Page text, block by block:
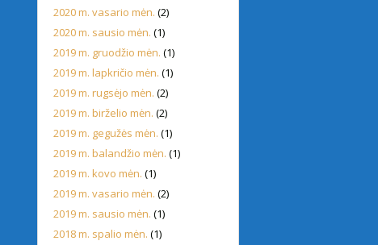
2020 m. vasario mėn. (2)
2020 m. sausio mėn. (1)
2019 m. gruodžio mėn. (1)
2019 m. lapkričio mėn. (1)
2019 m. rugsėjo mėn. (2)
2019 m. birželio mėn. (2)
2019 m. gegužės mėn. (1)
2019 m. balandžio mėn. (1)
2019 m. kovo mėn. (1)
2019 m. vasario mėn. (2)
2019 m. sausio mėn. (1)
2018 m. spalio mėn. (1)